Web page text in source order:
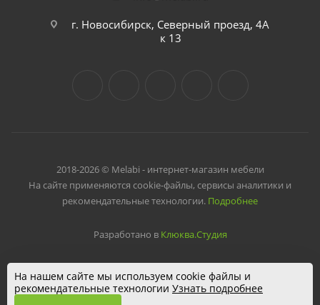
г. Новосибирск, Северный проезд, 4А
к 13
2018-2026 © Melabi - интернет-магазин мебели
На сайте применяются cookie-файлы, сервисы аналитики и
рекомендательные технологии. Подробнее
Разработано в Клюква.Студия
На нашем сайте мы используем cookie файлы и
рекомендательные технологии Узнать подробнее